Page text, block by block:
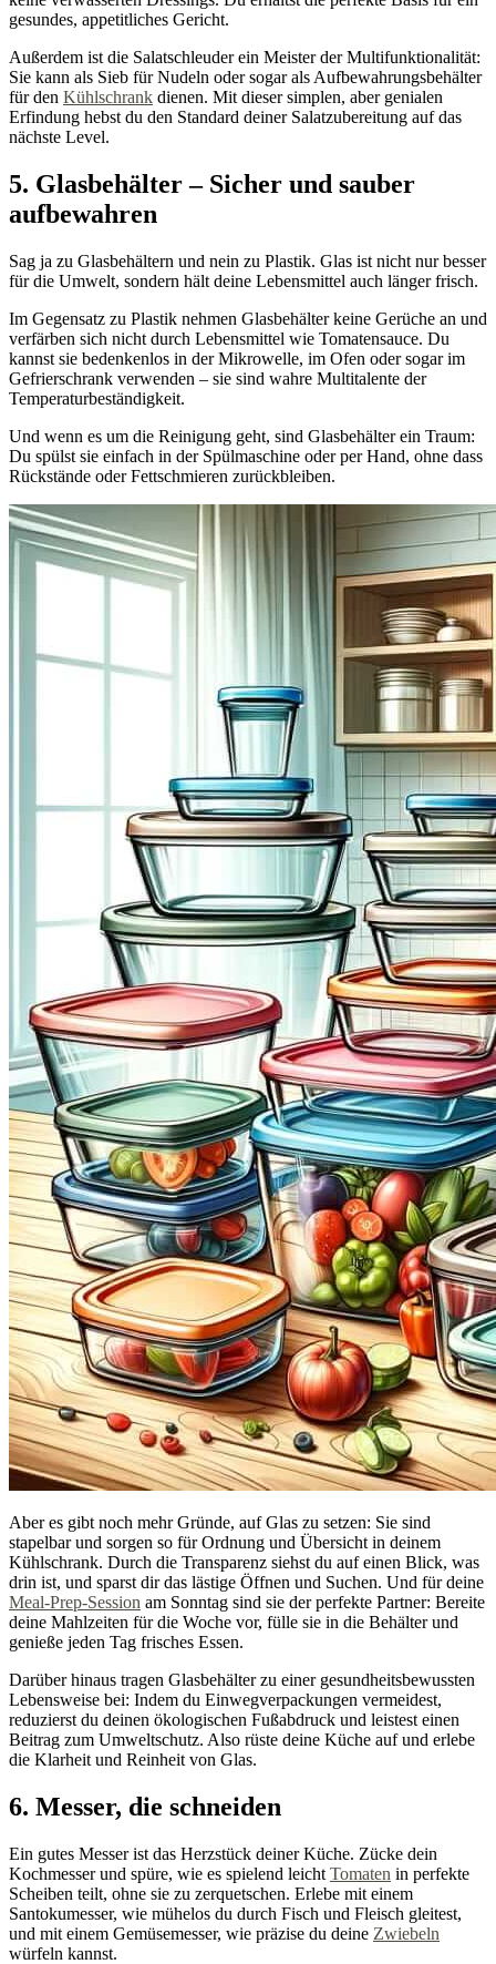
gesundes, appetitliches Gericht.
Außerdem ist die Salatschleuder ein Meister der Multifunktionalität:
Sie kann als Sieb für Nudeln oder sogar als Aufbewahrungsbehälter
für den Kühlschrank dienen. Mit dieser simplen, aber genialen
Erfindung hebst du den Standard deiner Salatzubereitung auf das
nächste Level.
5. Glasbehälter – Sicher und sauber
aufbewahren
Sag ja zu Glasbehältern und nein zu Plastik. Glas ist nicht nur besser
für die Umwelt, sondern hält deine Lebensmittel auch länger frisch.
Im Gegensatz zu Plastik nehmen Glasbehälter keine Gerüche an und
verfärben sich nicht durch Lebensmittel wie Tomatensauce. Du
kannst sie bedenkenlos in der Mikrowelle, im Ofen oder sogar im
Gefrierschrank verwenden – sie sind wahre Multitalente der
Temperaturbeständigkeit.
Und wenn es um die Reinigung geht, sind Glasbehälter ein Traum:
Du spülst sie einfach in der Spülmaschine oder per Hand, ohne dass
Rückstände oder Fettschmieren zurückbleiben.
Aber es gibt noch mehr Gründe, auf Glas zu setzen: Sie sind
stapelbar und sorgen so für Ordnung und Übersicht in deinem
Kühlschrank. Durch die Transparenz siehst du auf einen Blick, was
drin ist, und sparst dir das lästige Öffnen und Suchen. Und für deine
Meal-Prep-Session am Sonntag sind sie der perfekte Partner: Bereite
deine Mahlzeiten für die Woche vor, fülle sie in die Behälter und
genieße jeden Tag frisches Essen.
Darüber hinaus tragen Glasbehälter zu einer gesundheitsbewussten
Lebensweise bei: Indem du Einwegverpackungen vermeidest,
reduzierst du deinen ökologischen Fußabdruck und leistest einen
Beitrag zum Umweltschutz. Also rüste deine Küche auf und erlebe
die Klarheit und Reinheit von Glas.
6. Messer, die schneiden
Ein gutes Messer ist das Herzstück deiner Küche. Zücke dein
Kochmesser und spüre, wie es spielend leicht Tomaten in perfekte
Scheiben teilt, ohne sie zu zerquetschen. Erlebe mit einem
Santokumesser, wie mühelos du durch Fisch und Fleisch gleitest,
und mit einem Gemüsemesser, wie präzise du deine Zwiebeln
würfeln kannst.